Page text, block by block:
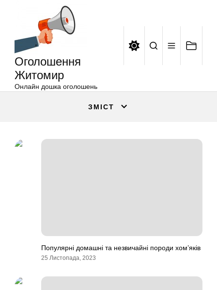
Оголошення
Житомир
Онлайн дошка оголошень
ЗМІСТ
Популярні домашні та незвичайні породи хом’яків
25 Листопада, 2023